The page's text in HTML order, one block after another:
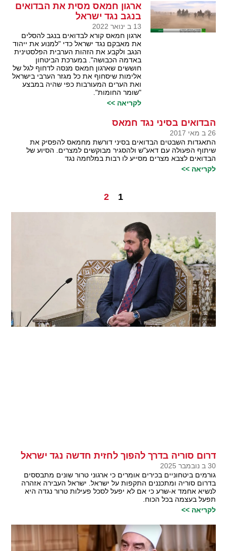
ארגון חמאס מסית את הבדואים
בנגב נגד ישראל
13 ב ינואר 2022
ארגון חמאס קורא לבדואים בנגב להסלים
את מאבקם נגד ישראל כדי "למנוע את ייהוד
הנגב ולקבע את הזהות הערבית הפלסטינית
באדמה הכבושה". במערכת הביטחון
חוששים שארגון חמאס מנסה לדחוף לגל של
אלימות שיסחוף את כל מגזר הערבי בישראל
ואת הערים המעורבות כפי שהיה במבצע
"שומר החומות".
לקריאה >>
הבדואים בסיני נגד חמאס
26 ב מאי 2017
התאגדות השבטים הבדואים בסיני דורשת מחמאס להפסיק את
שיתוף הפעולה עם דאע"ש ולהסגיר מבוקשים למצרים. הסיוע של
הבדואים לצבא מצרים מסייע לו רבות במלחמה נגד
לקריאה >>
1
2
דרום סוריה בדרך להפוך לחזית חדשה נגד ישראל
30 ב נובמבר 2025
גורמים ביטחוניים בכירים אומרים כי ארגוני טרור שונים מתבססים
בדרום סוריה ומתכננים התקפות על ישראל. ישראל העבירה אזהרה
לנשיא אחמד א-שרע כי אם לא יפעל לסכל פעילות טרור נגדה היא
תפעל בעצמה בכל הכוח.
לקריאה >>